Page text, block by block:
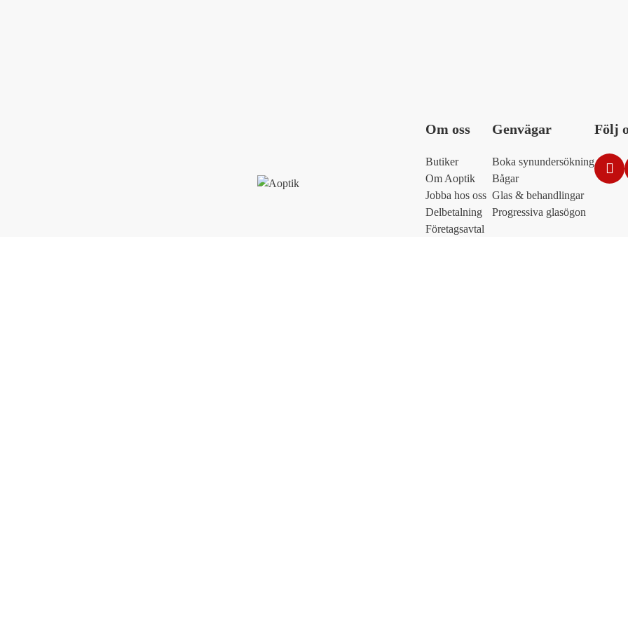
Om oss
Butiker
Om Aoptik
Jobba hos oss
Delbetalning
Företagsavtal
Genvägar
Boka synundersökning
Bågar
Glas & behandlingar
Progressiva glasögon
Följ